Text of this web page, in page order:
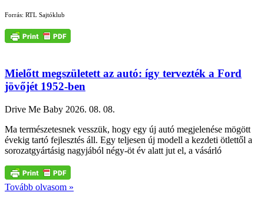
Forrás: RTL Sajtóklub
Mielőtt megszületett az autó: így tervezték a Ford
jövőjét 1952-ben
Drive Me Baby 2026. 08. 08.
Ma természetesnek vesszük, hogy egy új autó megjelenése mögött
évekig tartó fejlesztés áll. Egy teljesen új modell a kezdeti ötlettől a
sorozatgyártásig nagyjából négy-öt év alatt jut el, a vásárló
Tovább olvasom »